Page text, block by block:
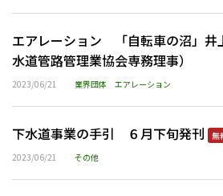
エアレーション 「自転車の沼」井
水道管路管理業協会専務理事）
2023/06/21 業界団体 エアレーション
下水道事業の手引 ６月下旬発刊 無
2023/06/21 その他